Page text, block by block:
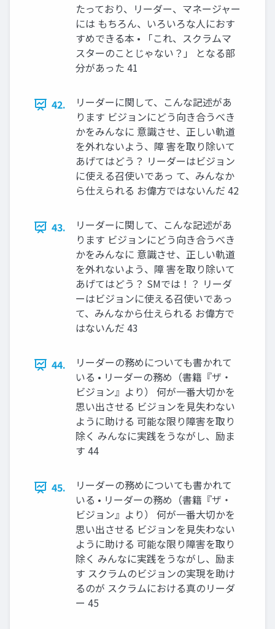
たっており、リーダー、マネージャー
には もちろん、いろいろな人におす
すめできる本 • 「これ、スクラムマ
スターのことじゃない？」 となる部
分があった 41
42.
リーダーに関して、こんな記述があ
ります ビジョンにどう向き合うべき
かをみんなに 意識させ、正しい軌道
を外れないよう、障 害を取り除いて
あげてはどう？ リーダーはビジョン
に使える召使いであっ て、みんなか
ら仕えられる お偉方ではないんだ 42
43.
リーダーに関して、こんな記述があ
ります ビジョンにどう向き合うべき
かをみんなに 意識させ、正しい軌道
を外れないよう、障 害を取り除いて
あげてはどう？ SMでは！？ リーダ
ーはビジョンに使える召使いであっ
て、みんなから仕えられる お偉方で
はないんだ 43
44.
リーダーの務めについても書かれて
いる • リーダーの務め（書籍『ザ・
ビジョン』より） 何が一番大切かを
思い出させる ビジョンを見失わない
ように助ける 可能な限り障害を取り
除く みんなに実践をうながし、励ま
す 44
45.
リーダーの務めについても書かれて
いる • リーダーの務め（書籍『ザ・
ビジョン』より） 何が一番大切かを
思い出させる ビジョンを見失わない
ように助ける 可能な限り障害を取り
除く みんなに実践をうながし、励ま
す スクラムのビジョンの実現を助け
るのが スクラムにおける真のリーダ
ー 45